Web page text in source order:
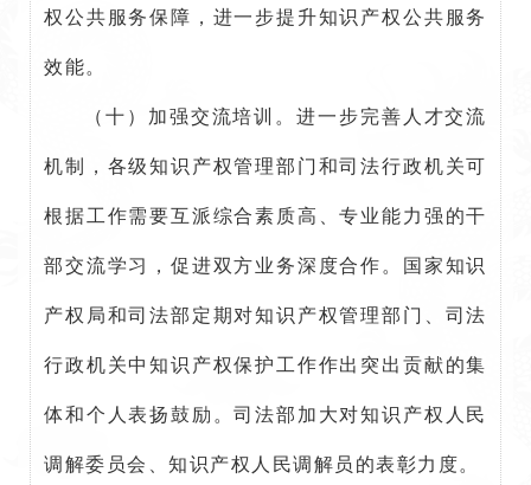
权公共服务保障，进一步提升知识产权公共服务
效能。
（十）加强交流培训。进一步完善人才交流
机制，各级知识产权管理部门和司法行政机关可
根据工作需要互派综合素质高、专业能力强的干
部交流学习，促进双方业务深度合作。国家知识
产权局和司法部定期对知识产权管理部门、司法
行政机关中知识产权保护工作作出突出贡献的集
体和个人表扬鼓励。司法部加大对知识产权人民
调解委员会、知识产权人民调解员的表彰力度。